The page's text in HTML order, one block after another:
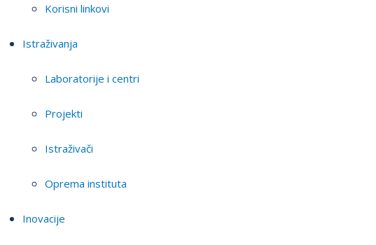
Korisni linkovi
Istraživanja
Laboratorije i centri
Projekti
Istraživači
Oprema instituta
Inovacije